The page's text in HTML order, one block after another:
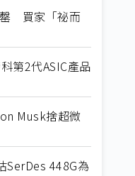
買家「祕而
第2代ASIC產品
Musk捨超微
448G為